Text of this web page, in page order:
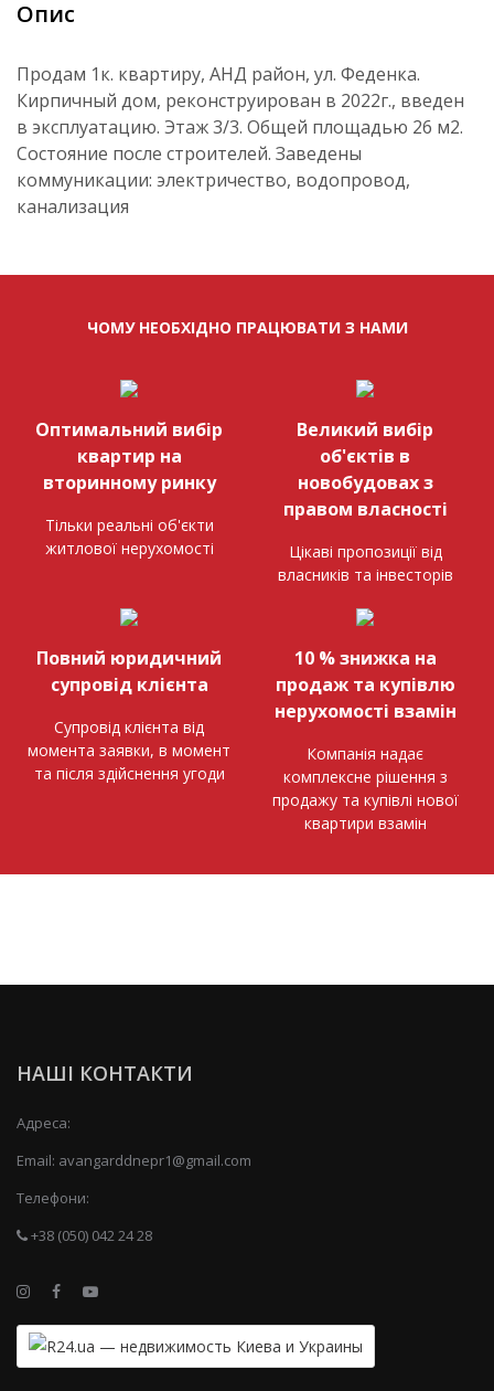
Опис
Продам 1к. квартиру, АНД район, ул. Феденка.
Кирпичный дом, реконструирован в 2022г., введен
в эксплуатацию. Этаж 3/3. Общей площадью 26 м2.
Состояние после строителей. Заведены
коммуникации: электричество, водопровод,
канализация
ЧОМУ НЕОБХІДНО ПРАЦЮВАТИ З НАМИ
Оптимальний вибір
квартир на
вторинному ринку
Тільки реальні об'єкти
житлової нерухомості
Великий вибір
об'єктів в
новобудовах з
правом власності
Цікаві пропозиції від
власників та інвесторів
Повний юридичний
супровід клієнта
Супровід клієнта від
момента заявки, в момент
та після здійснення угоди
10 % знижка на
продаж та купівлю
нерухомості взамін
Компанія надає
комплексне рішення з
продажу та купівлі нової
квартири взамін
НАШІ КОНТАКТИ
Адреса:
Email: avangarddnepr1@gmail.com
Телефони:
+38 (050) 042 24 28